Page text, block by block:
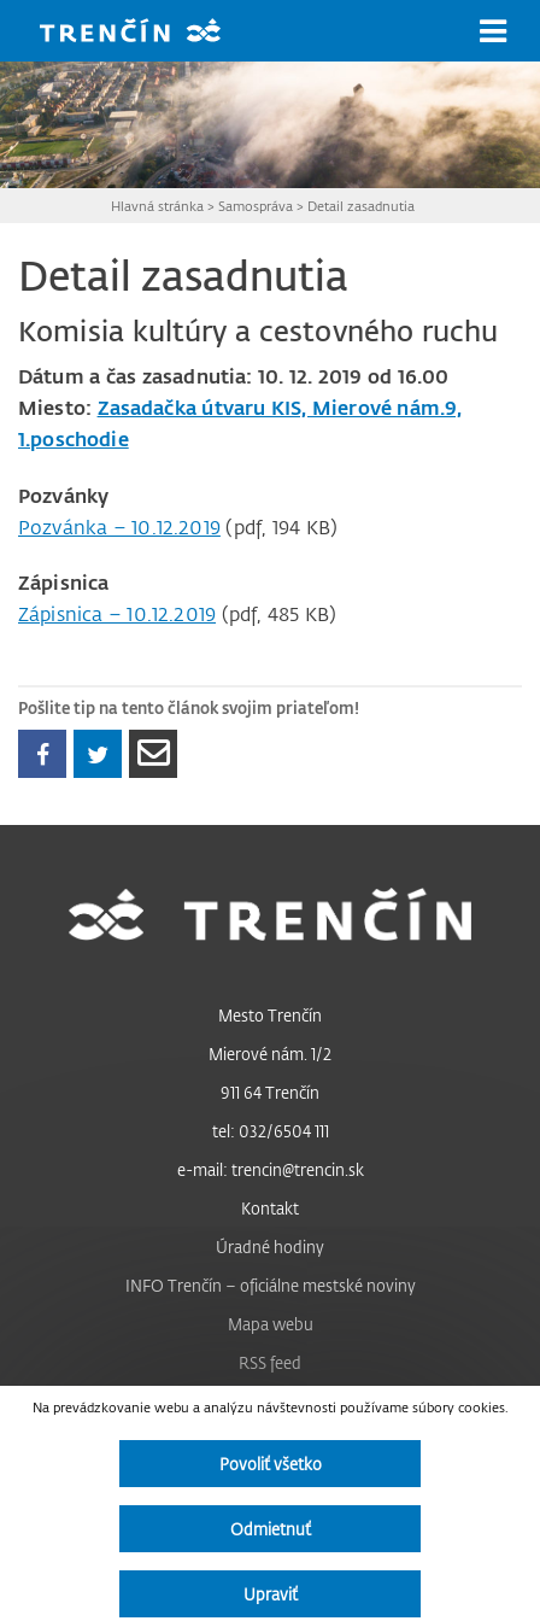
Hlavná stránka >Samospráva > Detail zasadnutia
Detail zasadnutia
Komisia kultúry a cestovného ruchu
Dátum a čas zasadnutia: 10. 12. 2019 od 16.00
Miesto: Zasadačka útvaru KIS, Mierové nám.9,
1.poschodie
Pozvánky
Pozvánka – 10.12.2019(pdf, 194 KB)
Zápisnica
Zápisnica – 10.12.2019 (pdf, 485 KB)
Pošlite tip na tento článok svojim priateľom!
Na prevádzkovanie webu a analýzu návštevnosti používame súbory cookies.
Povoliť všetko
Odmietnuť
Upraviť
Mesto Trenčín
Mierové nám. 1/2
911 64 Trenčín
tel: 032/6504 111
e-mail: trencin@trencin.sk
Kontakt
Úradné hodiny
INFO Trenčín – oficiálne mestské noviny
Mapa webu
RSS feed
Nastavenie cookies
Facebook
Instagram
Vyhlásenie o prístupnosti